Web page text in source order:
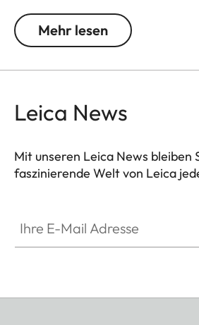
Schwarz, Weiß oder Natur
Holzrahmen sind jeweils mit
Mehr lesen
Leica News
Mit unseren Leica News bleiben
faszinierende Welt von Leica